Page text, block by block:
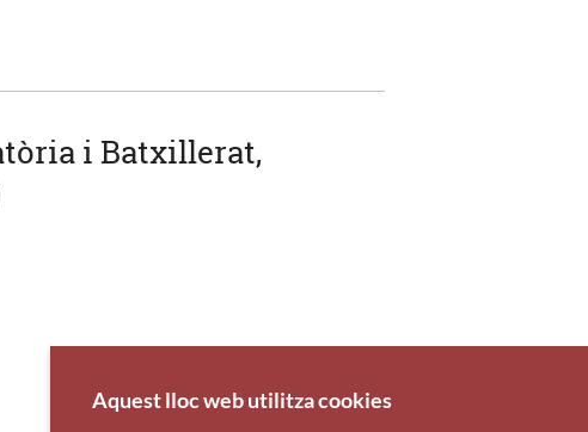
i Batxillerat,
Aquest lloc web utilitza cookies